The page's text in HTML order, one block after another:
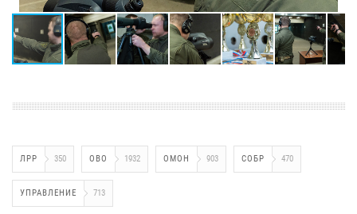
ЛРР 350 ОВО 1932 ОМОН 903 СОБР 470
УПРАВЛЕНИЕ 713